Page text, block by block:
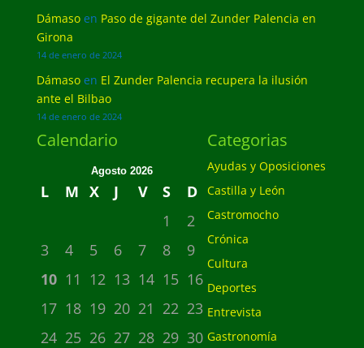
Dámasoen Paso de gigante del Zunder Palencia en
Girona
14 de enero de 2024
Dámasoen El Zunder Palencia recupera la ilusión
ante el Bilbao
14 de enero de 2024
Calendario
Agosto 2026
L M X J V S
D
1
2
3
4 5 6 7 8
9
10 11 12 13 14 15 16
17 18 19 20 21 22 23
24 25 26 27 28 29 30
Categorias
Ayudas y Oposiciones
Castilla y León
Castromocho
Crónica
Cultura
Deportes
Entrevista
Gastronomía